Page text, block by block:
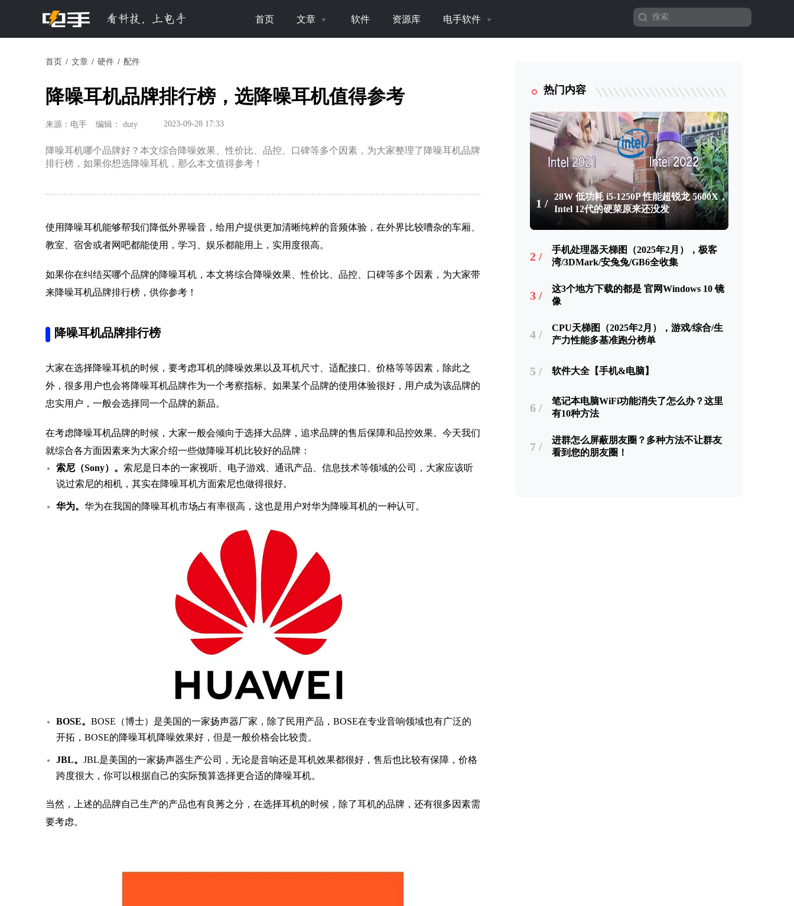
首页 文章 软件 资源库 电手软件
首页 文章 硬件 配件
降噪耳机品牌排行榜，选降噪耳机值得参考
来源：电手 编辑： duty 2023-09-28 17:33
降噪耳机哪个品牌好？本文综合降噪效果、性价比、品控、口碑等多个因素，为大家整理了降噪耳机品牌
排行榜，如果你想选降噪耳机，那么本文值得参考！
使用降噪耳机能够帮我们降低外界噪音，给用户提供更加清晰纯粹的音频体验，在外界比较嘈杂的车厢、
教室、宿舍或者网吧都能使用，学习、娱乐都能用上，实用度很高。
如果你在纠结买哪个品牌的降噪耳机，本文将综合降噪效果、性价比、品控、口碑等多个因素，为大家带
来降噪耳机品牌排行榜，供你参考！
降噪耳机品牌排行榜
大家在选择降噪耳机的时候，要考虑耳机的降噪效果以及耳机尺寸、适配接口、价格等等因素，除此之
外，很多用户也会将降噪耳机品牌作为一个考察指标。如果某个品牌的使用体验很好，用户成为该品牌的
忠实用户，一般会选择同一个品牌的新品。
在考虑降噪耳机品牌的时候，大家一般会倾向于选择大品牌，追求品牌的售后保障和品控效果。今天我们
就综合各方面因素来为大家介绍一些做降噪耳机比较好的品牌：
索尼（Sony）。 索尼是日本的一家视听、电子游戏、通讯产品、信息技术等领域的公司，大家应该听
说过索尼的相机，其实在降噪耳机方面索尼也做得很好。
华为。 华为在我国的降噪耳机市场占有率很高，这也是用户对华为降噪耳机的一种认可。
BOSE。 BOSE（博士）是美国的一家扬声器厂家，除了民用产品，BOSE在专业音响领域也有广泛的
开拓，BOSE的降噪耳机降噪效果好，但是一般价格会比较贵。
JBL。 JBL是美国的一家扬声器生产公司，无论是音响还是耳机效果都很好，售后也比较有保障，价格
跨度很大，你可以根据自己的实际预算选择更合适的降噪耳机。
当然，上述的品牌自己生产的产品也有良莠之分，在选择耳机的时候，除了耳机的品牌，还有很多因素需
要考虑。
热门内容
1 /
28W 低功耗 i5-1250P 性能超锐龙 5600X，
Intel 12代的硬菜原来还没发
2 /
手机处理器天梯图（2025年2月），极客
湾/3DMark/安兔兔/GB6全收集
3 /
这3个地方下载的都是 官网Windows 10 镜
像
4 /
CPU天梯图（2025年2月），游戏/综合/生
产力性能多基准跑分榜单
5 / 软件大全【手机&电脑】
6 /
笔记本电脑WiFi功能消失了怎么办？这里
有10种方法
7 /
进群怎么屏蔽朋友圈？多种方法不让群友
看到您的朋友圈！